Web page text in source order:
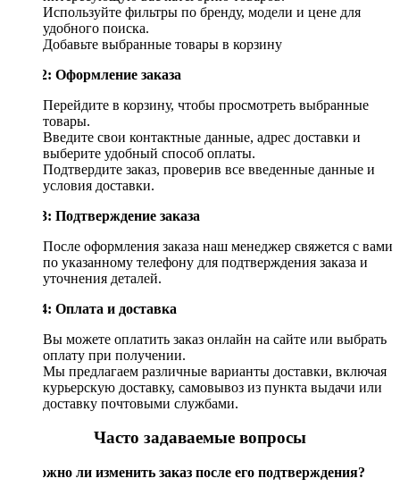
Используйте фильтры по бренду, модели и цене для
удобного поиска.
Добавьте выбранные товары в корзину
Шаг 2: Оформление заказа
Перейдите в корзину, чтобы просмотреть выбранные
товары.
Введите свои контактные данные, адрес доставки и
выберите удобный способ оплаты.
Подтвердите заказ, проверив все введенные данные и
условия доставки.
Шаг 3: Подтверждение заказа
После оформления заказа наш менеджер свяжется с вами
по указанному телефону для подтверждения заказа и
уточнения деталей.
Шаг 4: Оплата и доставка
Вы можете оплатить заказ онлайн на сайте или выбрать
оплату при получении.
Мы предлагаем различные варианты доставки, включая
курьерскую доставку, самовывоз из пункта выдачи или
доставку почтовыми службами.
Часто задаваемые вопросы
Возможно ли изменить заказ после его подтверждения?